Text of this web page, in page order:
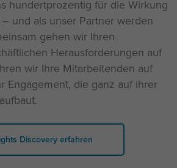
hundertprozentig für die Wirkung
und als unser Partner werden
gehen wir Ihren
Herausforderungen auf
wir Ihre Mitarbeitenden auf
Engagement, die ganz auf ihrer
Discovery erfahren